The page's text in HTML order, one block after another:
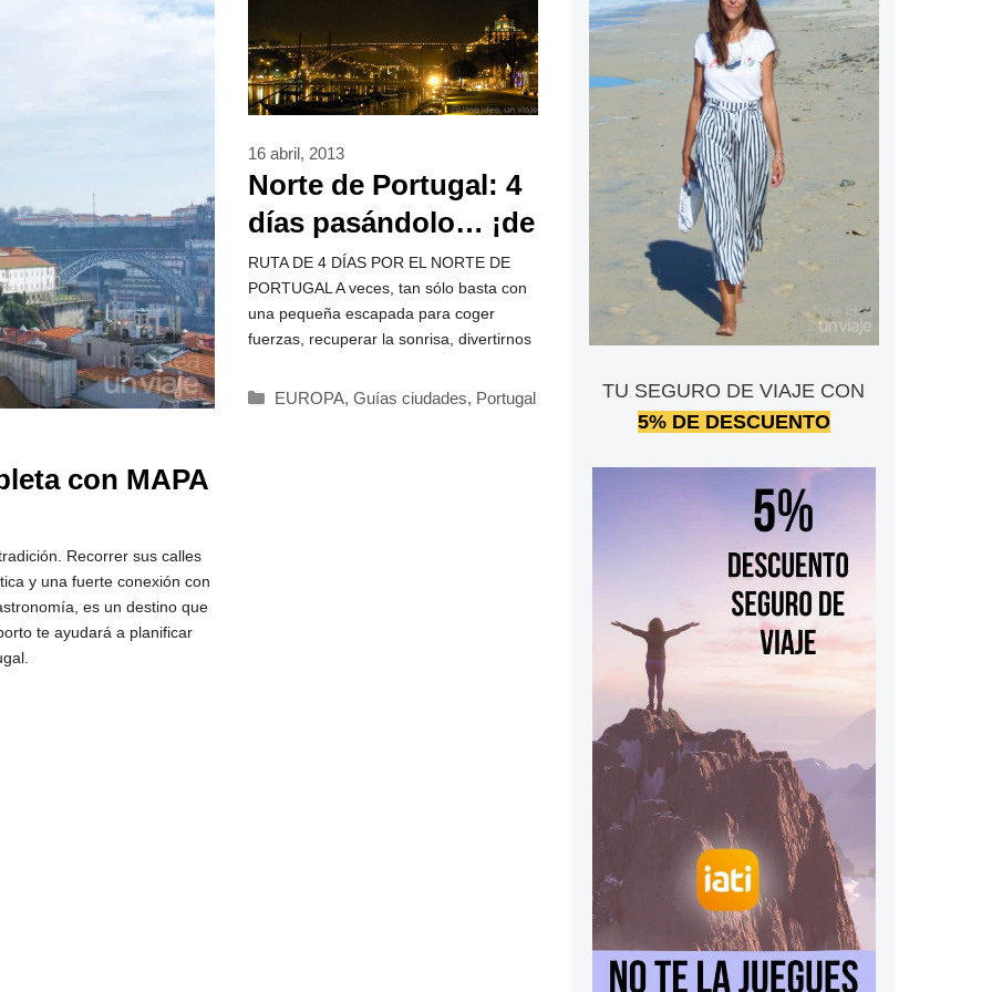
con MAPA
Recorrer sus calles
y una fuerte conexión con
es un destino que
te ayudará a planificar
Norte de Portugal: 4
días pasándolo… ¡de
miedo!
16 abril, 2013
RUTA DE 4 DÍAS POR EL NORTE DE
PORTUGAL A veces, tan sólo basta con
una pequeña escapada para coger
fuerzas, recuperar la sonrisa, divertirnos
Categorías
EUROPA,Guías ciudades, Portugal
TU SEGURO DE VIAJE CON
5% DE DESCUENTO